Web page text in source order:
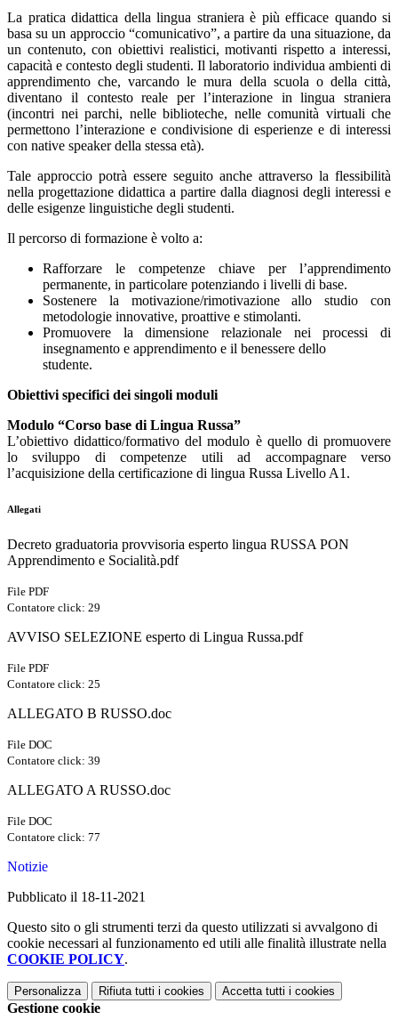
La pratica didattica della lingua straniera è più efficace quando si
basa su un approccio “comunicativo”,a partire da una situazione, da
un contenuto, con obiettivi realistici, motivanti rispetto a interessi,
capacità e contesto degli studenti. Il laboratorio individua ambienti di
apprendimento che, varcando le mura della scuola o della città,
diventano il contesto reale per l’interazione in lingua straniera
(incontri nei parchi, nelle biblioteche, nelle comunità virtuali che
permettono l’interazione e condivisione di esperienze e di interessi
con native speaker della stessa età).
Tale approccio potrà essere seguito anche attraverso la flessibilità
nella progettazione didattica a partire dalla diagnosi degli interessi e
delle esigenze linguistiche degli studenti.
Il percorso di formazione è volto a:
Rafforzare le competenze chiave per l’apprendimento
permanente, in particolare potenziando i livelli di base.
Sostenere la motivazione/rimotivazione allo studio con
metodologie innovative, proattive e stimolanti.
Promuovere la dimensione relazionale nei processi di
insegnamento e apprendimento e il benessere dello
studente.
Obiettivi specifici dei singoli moduli
Modulo “Corso base di Lingua Russa”
L’obiettivo didattico/formativo del modulo è quello di promuovere
lo sviluppo di competenze utili ad accompagnare verso
l’acquisizione della certificazione di lingua Russa Livello A1.
Allegati
Decreto graduatoria provvisoria esperto lingua RUSSA PON
Apprendimento e Socialità.pdf
File PDF
Contatore click: 29
AVVISO SELEZIONE esperto di Lingua Russa.pdf
File PDF
Contatore click: 25
ALLEGATO B RUSSO.doc
File DOC
Contatore click: 39
ALLEGATO A RUSSO.doc
File DOC
Contatore click: 77
Notizie
Pubblicato il 18-11-2021
Questo sito o gli strumenti terzi da questo utilizzati si avvalgono di
cookie necessari al funzionamento ed utili alle finalità illustrate nella
COOKIE POLICY.
Personalizza Rifiuta tutti i cookies Accetta tutti i cookies
Gestione cookie